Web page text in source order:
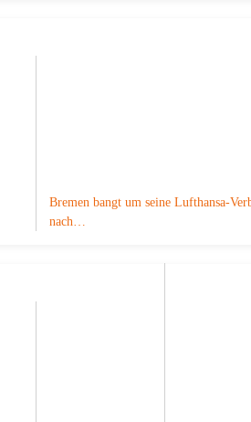
Bremen bangt um seine Lufthansa-
nach…